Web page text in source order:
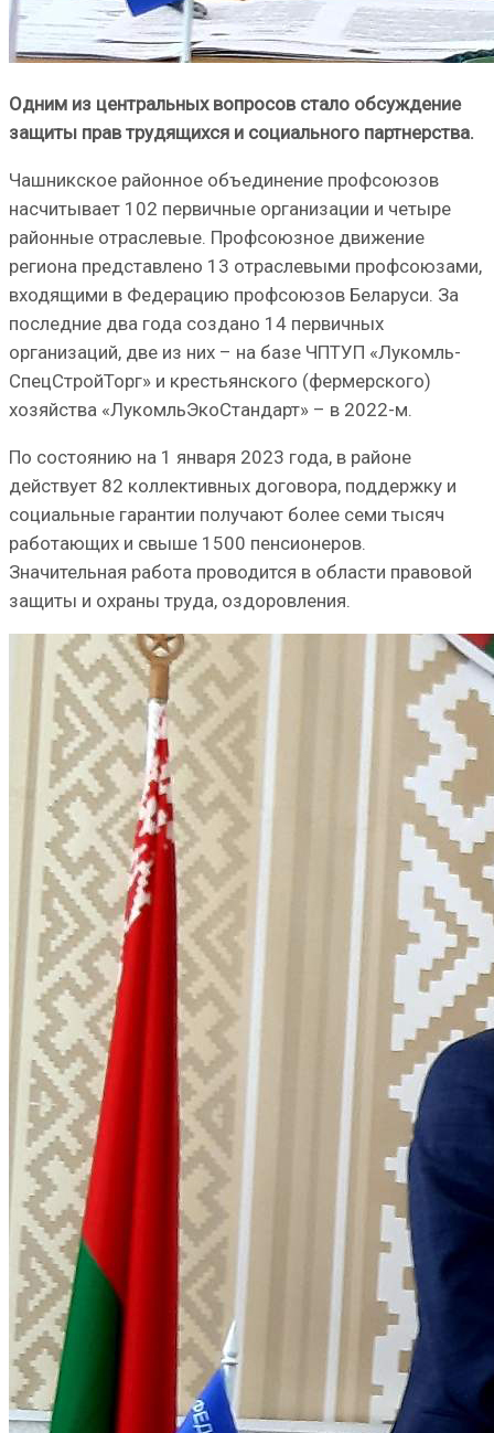
Одним из центральных вопросов стало обсуждение
защиты прав трудящихся и социального партнерства.
Чашникское районное объединение профсою­зов
насчитывает 102 первичные организации и четыре
районные отраслевые. Профсоюзное движение
региона представлено 13 отраслевыми профсоюзами,
входящими в Федерацию профсо­юзов Беларуси. За
последние два года создано 14 первичных
организаций, две из них – на базе ЧПТУП «Лукомль-
СпецСтройТорг» и крестьян­ского (фермерского)
хозяйства «ЛукомльЭко­Стандарт» – в 2022-м.
По состоянию на 1 января 2023 года, в районе
действует 82 коллективных договора, поддерж­ку и
социальные гарантии получают более семи тысяч
работающих и свыше 1500 пенсионеров.
Значительная работа проводится в области пра­вовой
защиты и охраны труда, оздоровления.